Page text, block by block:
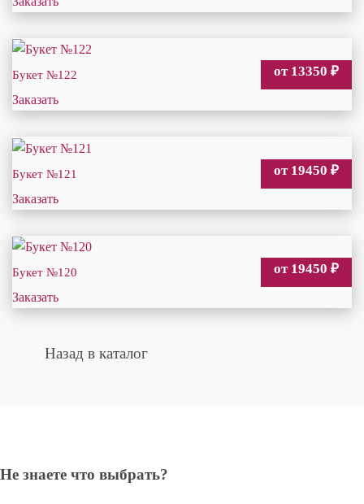
Букет №122 от 13350 ₽
Заказать
Букет №121 от 19450 ₽
Заказать
Букет №120 от 19450 ₽
Заказать
Назад в каталог
Не знаете что выбрать?